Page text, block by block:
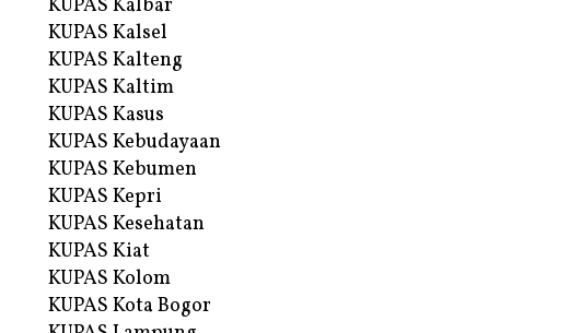
KUPAS Kalbar
KUPAS Kalsel
KUPAS Kalteng
KUPAS Kaltim
KUPAS Kasus
KUPAS Kebudayaan
KUPAS Kebumen
KUPAS Kepri
KUPAS Kesehatan
KUPAS Kiat
KUPAS Kolom
KUPAS Kota Bogor